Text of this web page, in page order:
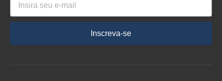
Inscreva-se